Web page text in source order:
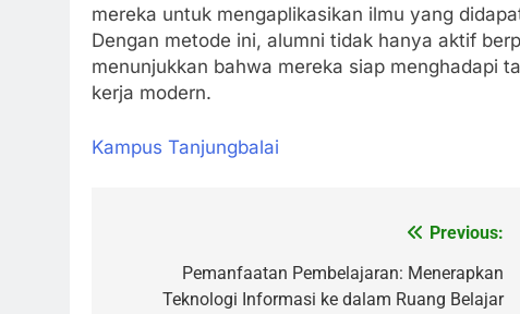
mereka untuk mengaplikasikan ilmu yang
Dengan metode ini, alumni tidak hanya aktif
menunjukkan bahwa mereka siap menghadapi
kerja modern.
Kampus Tanjungbalai
navigation
Previous:
Pemanfaatan Pembelajaran: Menerapkan
Teknologi Informasi ke dalam Ruang Belajar